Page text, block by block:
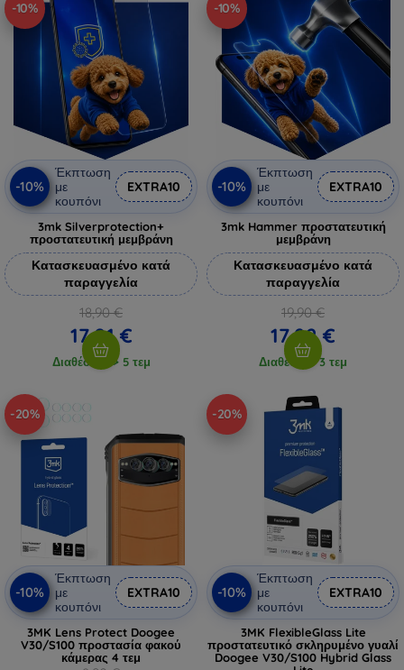
-10%
-10%
Έκπτωση
με
κουπόνι
EXTRA10
3mk Silverprotection+
προστατευτική μεμβράνη
Κατασκευασμένο κατά
παραγγελία
18,90 €
17,01 €
Διαθέσιμο > 5 τεμ
-10%
-10%
Έκπτωση
με
κουπόνι
EXTRA10
3mk Hammer προστατευτική
μεμβράνη
Κατασκευασμένο κατά
παραγγελία
19,90 €
17,92 €
Διαθέσιμο 3 τεμ
-20%
-10%
Έκπτωση
με
κουπόνι
EXTRA10
3MK Lens Protect Doogee
V30/S100 προστασία φακού
κάμερας 4 τεμ
-20%
-10%
Έκπτωση
με
κουπόνι
EXTRA10
3MK FlexibleGlass Lite
προστατευτικό σκληρυμένο γυαλί
Doogee V30/S100 Hybrid Glass